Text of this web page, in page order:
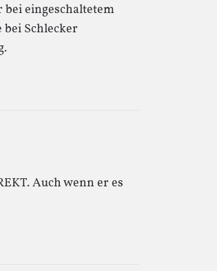
eingeschaltetem
bei Schlecker
Auch wenn er es